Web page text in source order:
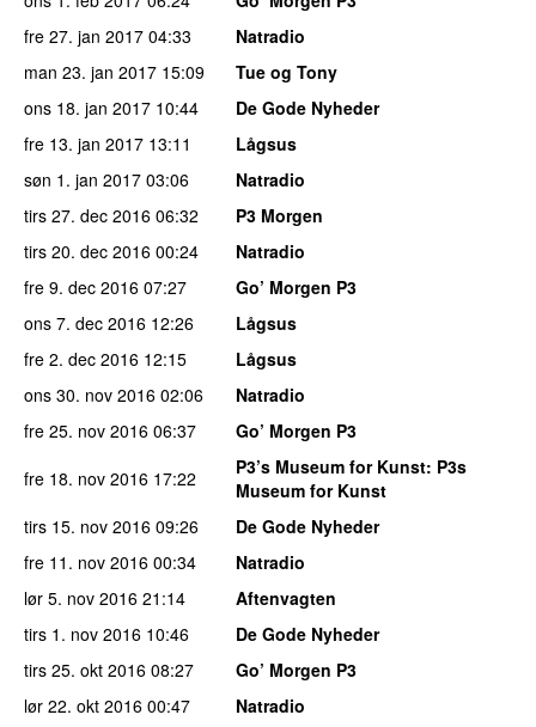
fre 27. jan 2017 04:33
Natradio
man 23. jan 2017 15:09
Tue og Tony
ons 18. jan 2017 10:44
De Gode Nyheder
fre 13. jan 2017 13:11
Lågsus
søn 1. jan 2017 03:06
Natradio
tirs 27. dec 2016 06:32
P3 Morgen
tirs 20. dec 2016 00:24
Natradio
fre 9. dec 2016 07:27
Go’ Morgen P3
ons 7. dec 2016 12:26
Lågsus
fre 2. dec 2016 12:15
Lågsus
ons 30. nov 2016 02:06
Natradio
fre 25. nov 2016 06:37
Go’ Morgen P3
fre 18. nov 2016 17:22 P3’s Museum for Kunst: P3s
Museum for Kunst
tirs 15. nov 2016 09:26
De Gode Nyheder
fre 11. nov 2016 00:34
Natradio
lør 5. nov 2016 21:14
Aftenvagten
tirs 1. nov 2016 10:46
De Gode Nyheder
tirs 25. okt 2016 08:27
Go’ Morgen P3
lør 22. okt 2016 00:47
Natradio